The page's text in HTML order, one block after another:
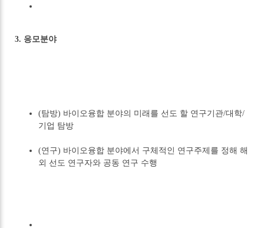
3. 응모분야
(탐방) 바이오융합 분야의 미래를 선도 할 연구기관/대학/
기업 탐방
(연구) 바이오융합 분야에서 구체적인 연구주제를 정해 해
외 선도 연구자와 공동 연구 수행